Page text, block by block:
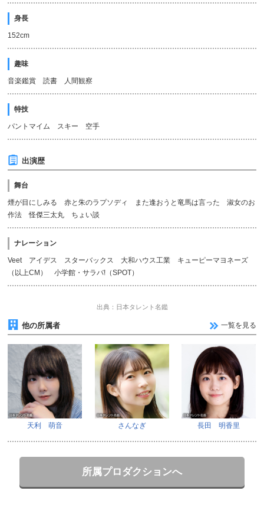
身長
152cm
趣味
音楽鑑賞 読書 人間観察
特技
パントマイム スキー 空手
出演歴
舞台
煙が目にしみる 赤と朱のラプソディ また逢おうと竜馬は言った 淑女のお
作法 怪傑三太丸 ちょい談
ナレーション
Veet アイデス スターバックス 大和ハウス工業 キューピーマヨネーズ
（以上CM） 小学館・サラバ!（SPOT）
出典：日本タレント名鑑
他の所属者 一覧を見る
天利 萌音 さんなぎ 長田 明香里
所属プロダクションへ